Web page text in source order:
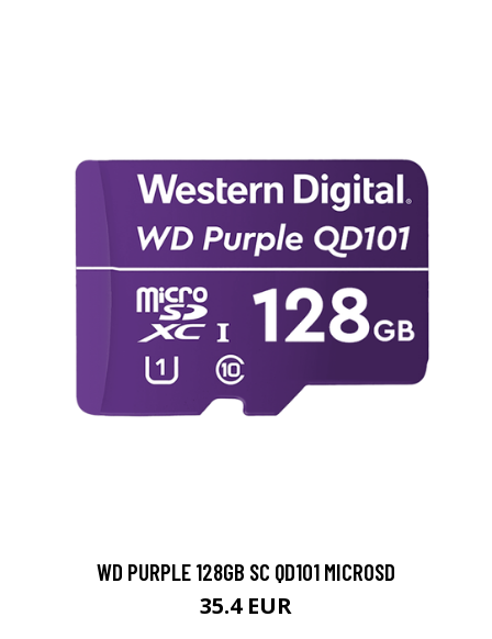
WD PURPLE 128GB SC QD101 MICROSD
35.4 EUR